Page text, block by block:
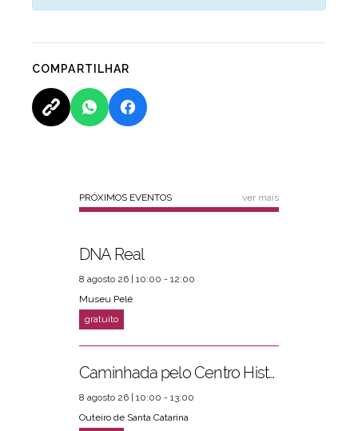
COMPARTILHAR
PRÓXIMOS EVENTOS ver mais
DNA Real
8 agosto 26 | 10:00 - 12:00
Museu Pelé
Caminhada pelo Centro Histórico
8 agosto 26 | 10:00 - 13:00
Outeiro de Santa Catarina